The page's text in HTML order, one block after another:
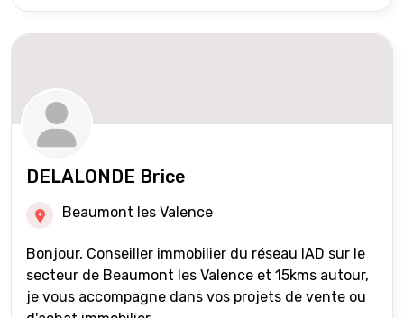
DELALONDE Brice
Beaumont les Valence
Bonjour, Conseiller immobilier du réseau IAD sur le
secteur de Beaumont les Valence et 15kms autour,
je vous accompagne dans vos projets de vente ou